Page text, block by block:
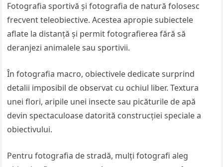
Fotografia sportivă și fotografia de natură folosesc
frecvent teleobiective. Acestea apropie subiectele
aflate la distanță și permit fotografierea fără să
deranjezi animalele sau sportivii.
În fotografia macro, obiectivele dedicate surprind
detalii imposibil de observat cu ochiul liber. Textura
unei flori, aripile unei insecte sau picăturile de apă
devin spectaculoase datorită construcției speciale a
obiectivului.
Pentru fotografia de stradă, mulți fotografi aleg